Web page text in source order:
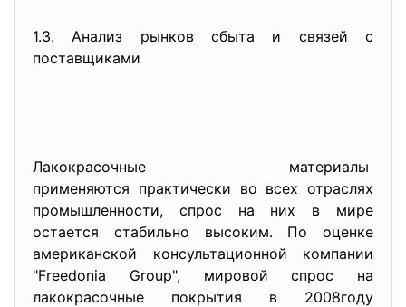
1.3. Анализ рынков сбыта и связей с
поставщиками
Лакокрасочные материалы
применяются практически во всех отраслях
промышленности, спрос на них в мире
остается стабильно высоким. По оценке
американской консультационной компании
"Freedonia Group", мировой спрос на
лакокрасочные покрытия в 2008году